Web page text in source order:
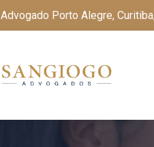
Advogado Porto Alegre,